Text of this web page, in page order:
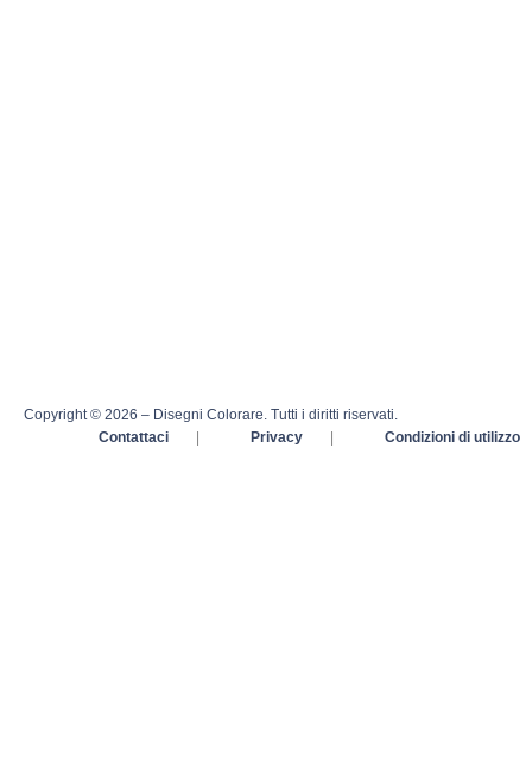
Copyright © 2026 – Disegni Colorare. Tutti i diritti riservati.
Contattaci
Privacy Condizioni di utilizzo